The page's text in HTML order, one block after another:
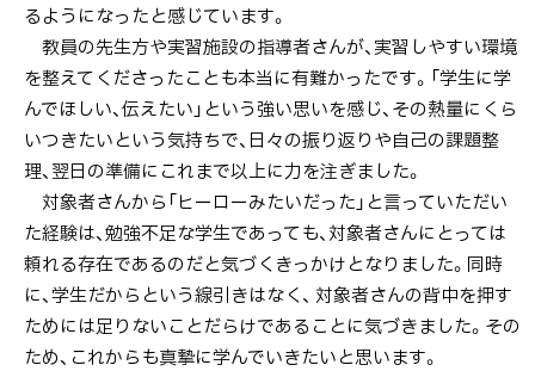
るようになったと感じています。
教員の先生方や実習施設の指導者さんが、実習しやすい環境
を整えてくださったことも本当に有難かったです。「学生に学
んでほしい、伝えたい」という強い思いを感じ、その熱量にくら
いつきたいという気持ちで、日々の振り返りや自己の課題整
理、翌日の準備にこれまで以上に力を注ぎました。
対象者さんから「ヒーローみたいだった」と言っていただい
た経験は、勉強不足な学生であっても、対象者さんにとっては
頼れる存在であるのだと気づくきっかけとなりました。同時
に、学生だからという線引きはなく、 対象者さんの背中を押す
ためには足りないことだらけであることに気づきました。その
ため、これからも真摯に学んでいきたいと思います。